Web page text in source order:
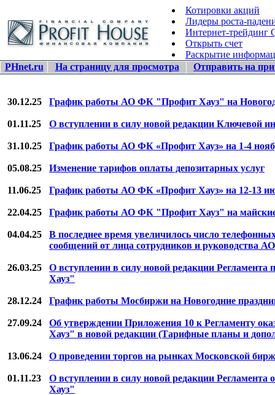
Котировки акций
Лидеры роста-
Интернет-трейдинг
Открыть счет
Раскрытие
PHnet.ru
На страницу для просмотра Отправить на
30.12.25 График работы АО ФК "Профит Хауз" на
01.11.25 О вступлении в силу новой редакции Ключевой
31.10.25 График работы АО ФК «Профит Хауз» на 1-4
05.08.25 Изменение тарифов оплаты депозитарных услуг
11.06.25 График работы АО ФК «Профит Хауз» на 12-13
22.04.25 График работы АО ФК "Профит Хауз" на
04.04.25
В последнее время увеличилось число
сообщений от лица сотрудников и руководства
26.03.25
О вступлении в силу новой редакции
Хауз"
28.12.24 График работы Мосбиржи на Новогодние
27.09.24
Об утверждении Приложения 10 к Регламенту
Хауз" в новой редакции (Тарифные планы и
13.06.24 О проведении торгов на рынках Московской
01.11.23
О вступлении в силу новой редакции
Хауз"